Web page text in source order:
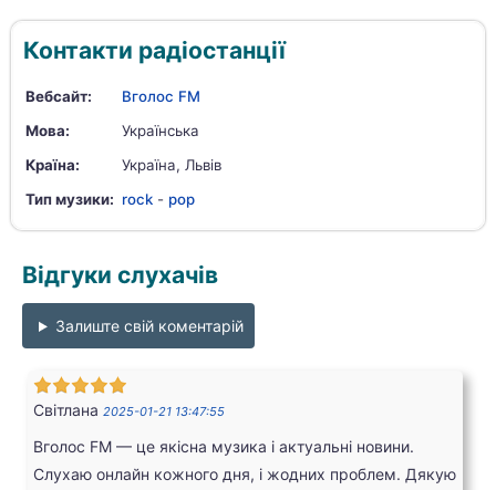
Контакти радіостанції
Вебсайт:
Вголос FM
Мова:
Українська
Країна:
Україна, Львів
Тип музики: rock - pop
Відгуки слухачів
Залиште свій коментарій
Світлана 2025-01-21 13:47:55
Вголос FM — це якісна музика і актуальні новини.
Слухаю онлайн кожного дня, і жодних проблем. Дякую